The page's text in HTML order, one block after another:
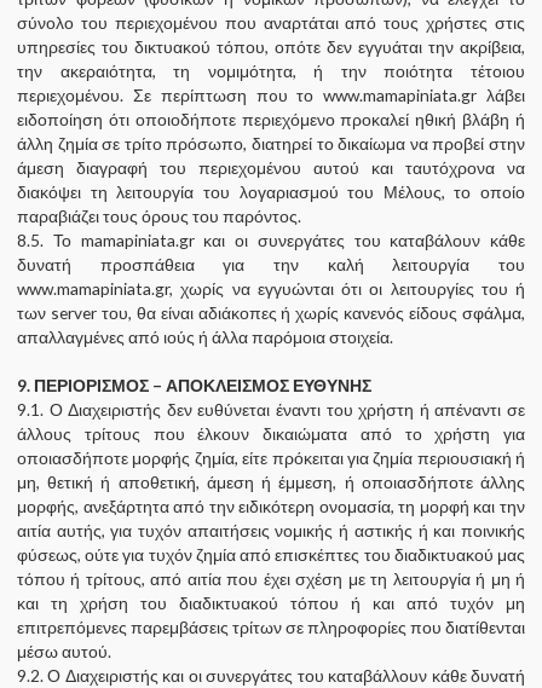
σύνολο του περιεχομένου που αναρτάται από τους χρήστες στις
υπηρεσίες του δικτυακού τόπου, οπότε δεν εγγυάται την ακρίβεια,
την ακεραιότητα, τη νομιμότητα, ή την ποιότητα τέτοιου
περιεχομένου. Σε περίπτωση πoυ το www.mamapiniata.gr λάβει
ειδοποίηση ότι οποιοδήποτε περιεχόμενο προκαλεί ηθική βλάβη ή
άλλη ζημία σε τρίτο πρόσωπο, διατηρεί το δικαίωμα να προβεί στην
άμεση διαγραφή του περιεχομένου αυτού και ταυτόχρονα να
διακόψει τη λειτουργία του λογαριασμού του Μέλους, το οποίο
παραβιάζει τους όρους του παρόντος.
8.5. Το mamapiniata.gr και οι συνεργάτες του καταβάλουν κάθε
δυνατή προσπάθεια για την καλή λειτουργία του
www.mamapiniata.gr, χωρίς να εγγυώνται ότι οι λειτουργίες του ή
των server του, θα είναι αδιάκοπες ή χωρίς κανενός είδους σφάλμα,
απαλλαγμένες από ιούς ή άλλα παρόμοια στοιχεία.
9. ΠΕΡΙΟΡΙΣΜΟΣ – ΑΠΟΚΛΕΙΣΜΟΣ ΕΥΘΥΝΗΣ
9.1. Ο Διαχειριστής δεν ευθύνεται έναντι του χρήστη ή απέναντι σε
άλλους τρίτους που έλκουν δικαιώματα από το χρήστη για
οποιασδήποτε μορφής ζημία, είτε πρόκειται για ζημία περιουσιακή ή
μη, θετική ή αποθετική, άμεση ή έμμεση, ή οποιασδήποτε άλλης
μορφής, ανεξάρτητα από την ειδικότερη ονομασία, τη μορφή και την
αιτία αυτής, για τυχόν απαιτήσεις νομικής ή αστικής ή και ποινικής
φύσεως, ούτε για τυχόν ζημία από επισκέπτες του διαδικτυακού μας
τόπου ή τρίτους, από αιτία που έχει σχέση με τη λειτουργία ή μη ή
και τη χρήση του διαδικτυακού τόπου ή και από τυχόν μη
επιτρεπόμενες παρεμβάσεις τρίτων σε πληροφορίες που διατίθενται
μέσω αυτού.
9.2. Ο Διαχειριστής και οι συνεργάτες του καταβάλλουν κάθε δυνατή